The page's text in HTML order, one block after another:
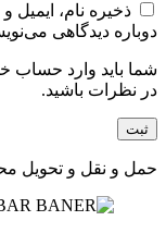
ذخیره نام،
دوباره دیدگاهی
شما باید وارد حساب
در نظرات باشید.
حمل و نقل و تحویل